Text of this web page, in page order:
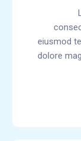
eiusmod
dolore